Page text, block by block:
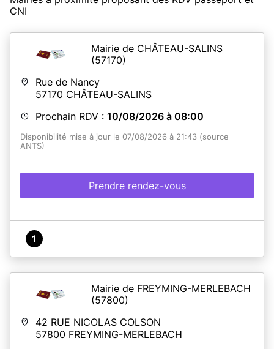
CNI
Mairie de CHÂTEAU-SALINS
(57170)
Rue de Nancy
57170 CHÂTEAU-SALINS
Prochain RDV : 10/08/2026 à 08:00
Disponibilité mise à jour le 07/08/2026 à 21:43 (source
ANTS)
Prendre rendez-vous
1
Mairie de FREYMING-MERLEBACH
(57800)
42 RUE NICOLAS COLSON
57800 FREYMING-MERLEBACH